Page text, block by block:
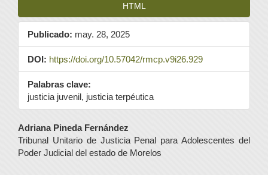
HTML
Publicado: may. 28, 2025
DOI: https://doi.org/10.57042/rmcp.v9i26.929
Palabras clave:
justicia juvenil, justicia terpéutica
Contenido
principal
Adriana Pineda Fernández
Tribunal Unitario de Justicia Penal para Adolescentes del
Poder Judicial del estado de Morelos